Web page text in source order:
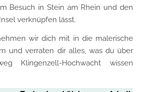
Besuch in Stein am Rhein und den
verknüpfen lässt.
wir dich mit in die malerische
und verraten dir alles, was du über
Klingenzell-Hochwacht wissen